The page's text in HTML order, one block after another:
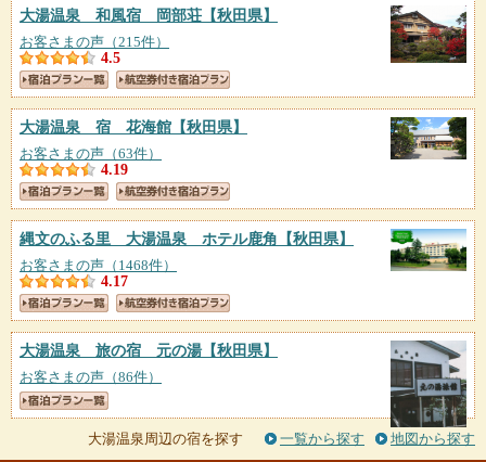
大湯温泉 和風宿 岡部荘 【秋田県】
お客さまの声（215件）
4.5
大湯温泉 宿 花海館 【秋田県】
お客さまの声（63件）
4.19
縄文のふる里 大湯温泉 ホテル鹿角 【秋田県】
お客さまの声（1468件）
4.17
大湯温泉 旅の宿 元の湯【秋田県】
お客さまの声（86件）
大湯温泉周辺の宿を探す 一覧から探す 地図から探す